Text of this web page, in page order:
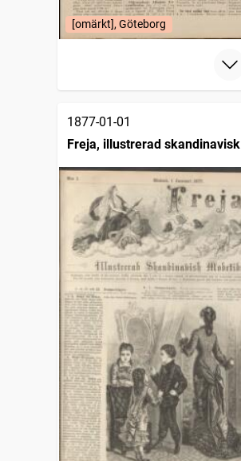
[omärkt], Göteborg
1877-01-01
Freja, illustrerad skandinavisk
modetidning